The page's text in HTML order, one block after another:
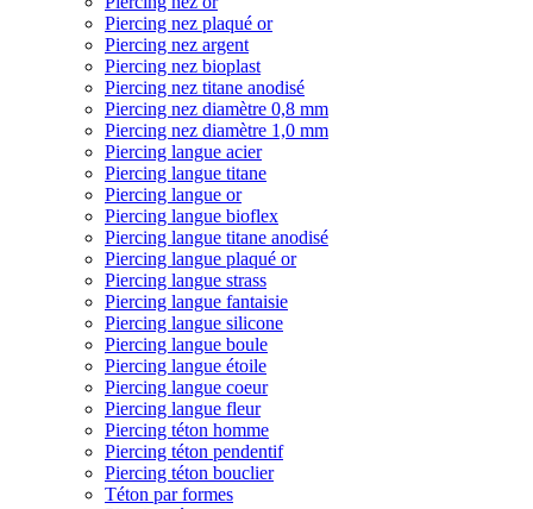
Piercing nez plaqué or
Piercing nez argent
Piercing nez bioplast
Piercing nez titane anodisé
Piercing nez diamètre 0,8 mm
Piercing nez diamètre 1,0 mm
Piercing langue acier
Piercing langue titane
Piercing langue or
Piercing langue bioflex
Piercing langue titane anodisé
Piercing langue plaqué or
Piercing langue strass
Piercing langue fantaisie
Piercing langue silicone
Piercing langue boule
Piercing langue étoile
Piercing langue coeur
Piercing langue fleur
Piercing téton homme
Piercing téton pendentif
Piercing téton bouclier
Téton par formes